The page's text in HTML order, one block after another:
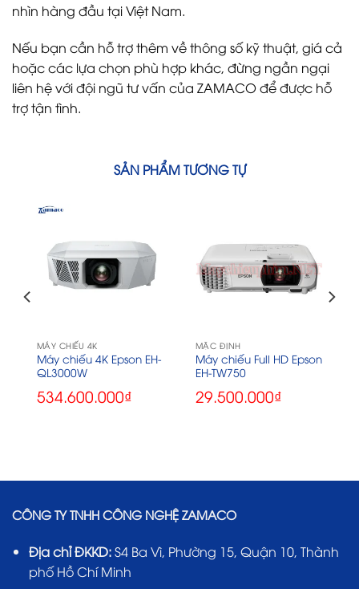
nhìn hàng đầu tại Việt Nam.
Nếu bạn cần hỗ trợ thêm về thông số kỹ thuật, giá cả
hoặc các lựa chọn phù hợp khác, đừng ngần ngại
liên hệ với đội ngũ tư vấn của ZAMACO để được hỗ
trợ tận tình.
SẢN PHẨM TƯƠNG TỰ
MÁY CHIẾU 4K
Máy chiếu 4K Epson EH-
QL3000W
534.600.000₫
MẶC ĐỊNH
Máy chiếu Full HD Epson
EH-TW750
29.500.000₫
CÔNG TY TNHH CÔNG NGHỆ ZAMACO
Địa chỉ ĐKKD:S4 Ba Vì, Phường 15, Quận 10, Thành
phố Hồ Chí Minh